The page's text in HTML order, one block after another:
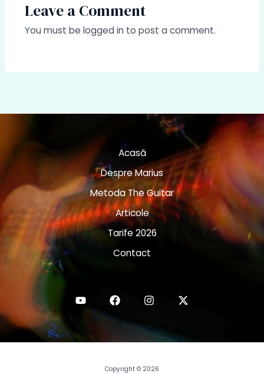
Leave a Comment
You must be logged into post a comment.
Acasă
Despre Marius
Metoda The Guitar
Articole
Tarife 2026
Contact
Copyright © 2026